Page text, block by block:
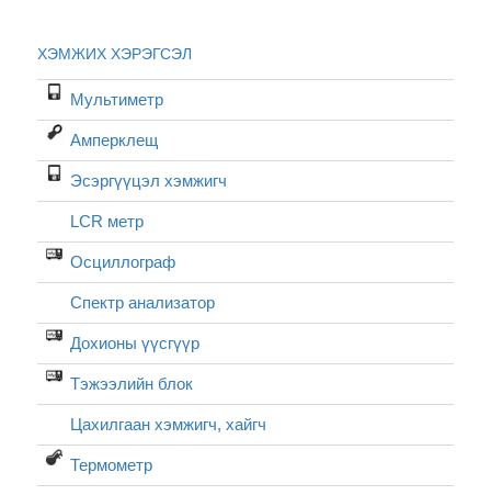
ХЭМЖИХ ХЭРЭГСЭЛ
Мультиметр
Амперклещ
Эсэргүүцэл хэмжигч
LCR метр
Осциллограф
Спектр анализатор
Дохионы үүсгүүр
Тэжээлийн блок
Цахилгаан хэмжигч, хайгч
Термометр